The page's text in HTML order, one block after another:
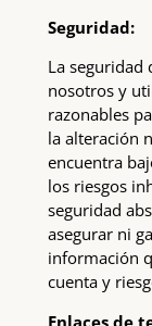
Seguridad:
La
nosotros y
razonables
la alteración
encuentra
los riesgos
seguridad
asegurar ni
información
cuenta y